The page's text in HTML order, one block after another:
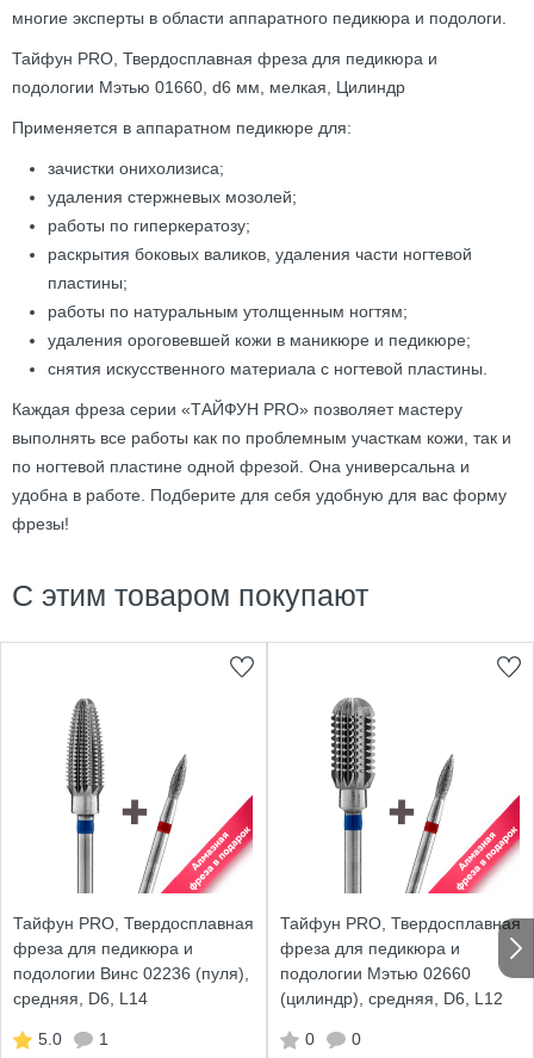
многие эксперты в области аппаратного педикюра и подологи.
Тайфун PRO, Твердосплавная фреза для педикюра и
подологии Мэтью 01660, d6 мм, мелкая, Цилиндр
Применяется в аппаратном педикюре для:
зачистки онихолизиса;
удаления стержневых мозолей;
работы по гиперкератозу;
раскрытия боковых валиков, удаления части ногтевой
пластины;
работы по натуральным утолщенным ногтям;
удаления ороговевшей кожи в маникюре и педикюре;
снятия искусственного материала с ногтевой пластины.
Каждая фреза серии «ТАЙФУН PRO» позволяет мастеру
выполнять все работы как по проблемным участкам кожи, так и
по ногтевой пластине одной фрезой. Она универсальна и
удобна в работе. Подберите для себя удобную для вас форму
фрезы!
С этим товаром покупают
Тайфун PRO, Твердосплавная
фреза для педикюра и
подологии Винс 02236 (пуля),
средняя, D6, L14
5.0
1
Тайфун PRO, Твердосплавная
фреза для педикюра и
подологии Мэтью 02660
(цилиндр), средняя, D6, L12
0
0